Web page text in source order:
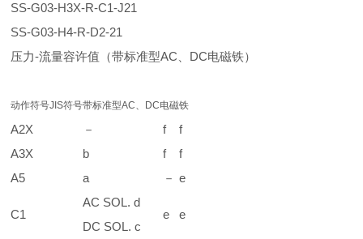
SS-G03-H3X-R-C1-J21
SS-G03-H4-R-D2-21
压力-流量容许值（带标准型AC、DC电磁铁）
动作符号JIS符号带标准型AC、DC电磁铁
A2X － f
f
A3X
b f
f
A5
a － e
C1
AC SOL. d
DC SOL. c
e e